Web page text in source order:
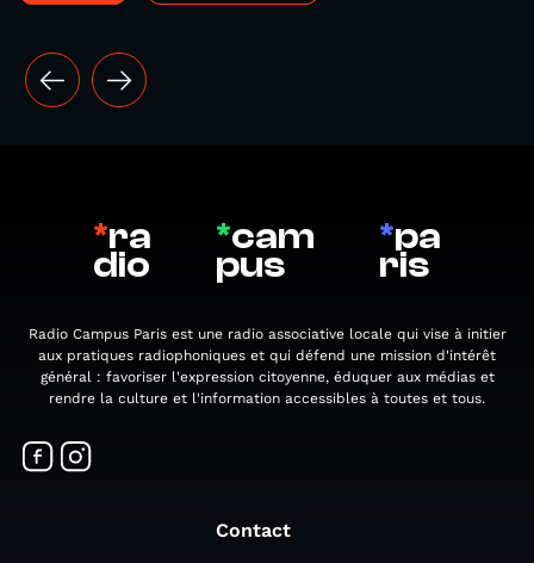
*ra
dio
*cam
pus
*pa
ris
Radio Campus Paris est une radio associative locale qui vise à initier
aux pratiques radiophoniques et qui défend une mission d'intérêt
général : favoriser l'expression citoyenne, éduquer aux médias et
rendre la culture et l'information accessibles à toutes et tous.
Contact